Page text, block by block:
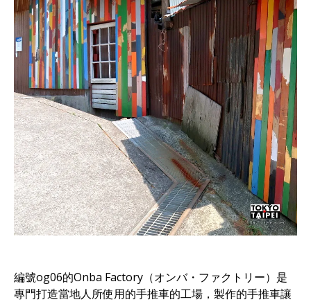
編號og06的Onba Factory（オンバ・ファクトリー）是
專門打造當地人所使用的手推車的工場，製作的手推車讓